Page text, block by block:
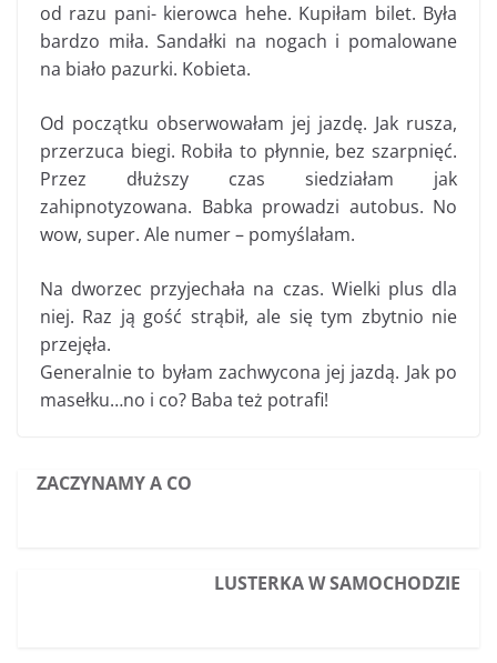
od razu pani- kierowca hehe. Kupiłam bilet. Była
bardzo miła. Sandałki na nogach i pomalowane
na biało pazurki. Kobieta.
Od początku obserwowałam jej jazdę. Jak rusza,
przerzuca biegi. Robiła to płynnie, bez szarpnięć.
Przez dłuższy czas siedziałam jak
zahipnotyzowana. Babka prowadzi autobus. No
wow, super. Ale numer – pomyślałam.
Na dworzec przyjechała na czas. Wielki plus dla
niej. Raz ją gość strąbił, ale się tym zbytnio nie
przejęła.
Generalnie to byłam zachwycona jej jazdą. Jak po
masełku…no i co? Baba też potrafi!
ZACZYNAMY A CO
LUSTERKA W SAMOCHODZIE